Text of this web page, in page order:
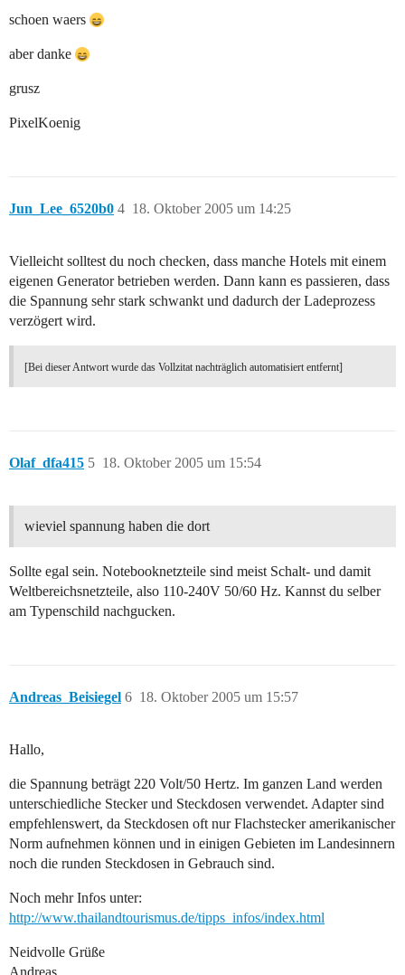
schoen waers
aber danke
grusz
PixelKoenig
Jun_Lee_6520b0 18. Oktober 2005 um 14:25
4
Vielleicht solltest du noch checken, dass manche Hotels mit einem
eigenen Generator betrieben werden. Dann kann es passieren, dass
die Spannung sehr stark schwankt und dadurch der Ladeprozess
verzögert wird.
[Bei dieser Antwort wurde das Vollzitat nachträglich automatisiert entfernt]
Olaf_dfa415 18. Oktober 2005 um 15:54
5
wieviel spannung haben die dort
Sollte egal sein. Notebooknetzteile sind meist Schalt- und damit
Weltbereichsnetzteile, also 110-240V 50/60 Hz. Kannst du selber
am Typenschild nachgucken.
Andreas_Beisiegel 18. Oktober 2005 um 15:57
6
Hallo,
die Spannung beträgt 220 Volt/50 Hertz. Im ganzen Land werden
unterschiedliche Stecker und Steckdosen verwendet. Adapter sind
empfehlenswert, da Steckdosen oft nur Flachstecker amerikanischer
Norm aufnehmen können und in einigen Gebieten im Landesinnern
noch die runden Steckdosen in Gebrauch sind.
Noch mehr Infos unter:
http://www.thailandtourismus.de/tipps_infos/index.html
Neidvolle Grüße
Andreas